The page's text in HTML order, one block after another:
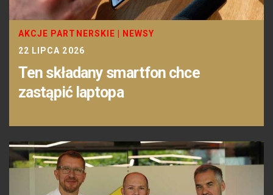
AKCJE PARTNERSKIE
NEWSY
22 LIPCA 2026
Ten składany smartfon chce
zastąpić laptopa